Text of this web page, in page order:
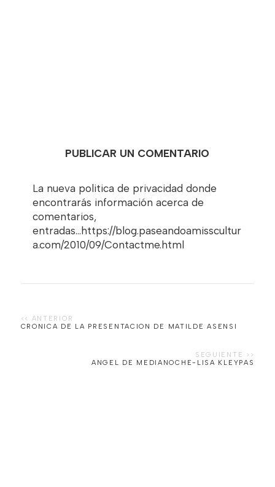
PUBLICAR UN COMENTARIO
La nueva politica de privacidad donde
encontrarás información acerca de
comentarios,
entradas...https://blog.paseandoamisscultur
a.com/2010/09/Contactme.html
CRONICA DE LA PRESENTACION DE MATILDE ASENSI
ANGEL DE MEDIANOCHE-LISA KLEYPAS